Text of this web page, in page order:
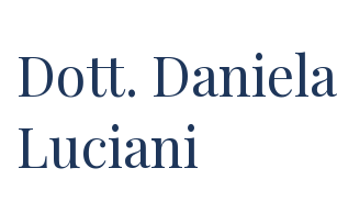
Dott. Daniela
Luciani